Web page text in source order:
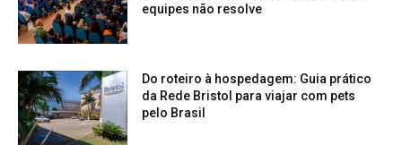
equipes não resolve
Do roteiro à hospedagem: Guia prático
da Rede Bristol para viajar com pets
pelo Brasil